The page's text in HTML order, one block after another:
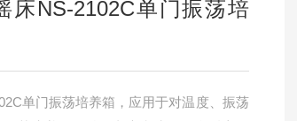
床NS-2102C单门振荡培
单门振荡培养箱，应用于对温度、振荡